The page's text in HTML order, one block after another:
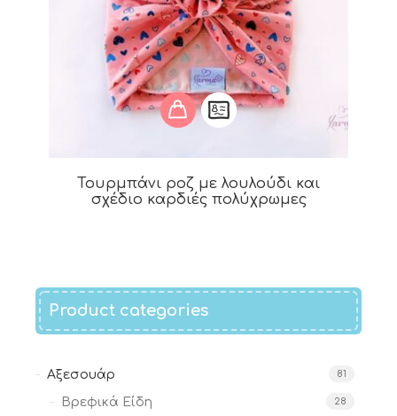
Τουρμπάνι ροζ με λουλούδι και
σχέδιο καρδιές πολύχρωμες
Product categories
Αξεσουάρ 81
Βρεφικά Είδη 28